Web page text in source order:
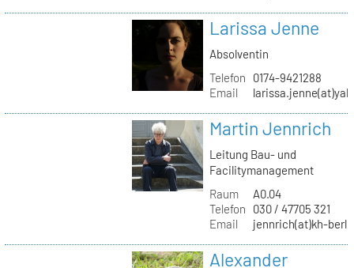
Larissa Jenne
Absolventin
Telefon
0174-9421288
Email
Martin Jennrich
Leitung Bau- und
Facilitymanagement
Raum
A0.04
Telefon
030 / 47705 321
Email
jennrich(at)kh-
Alexander